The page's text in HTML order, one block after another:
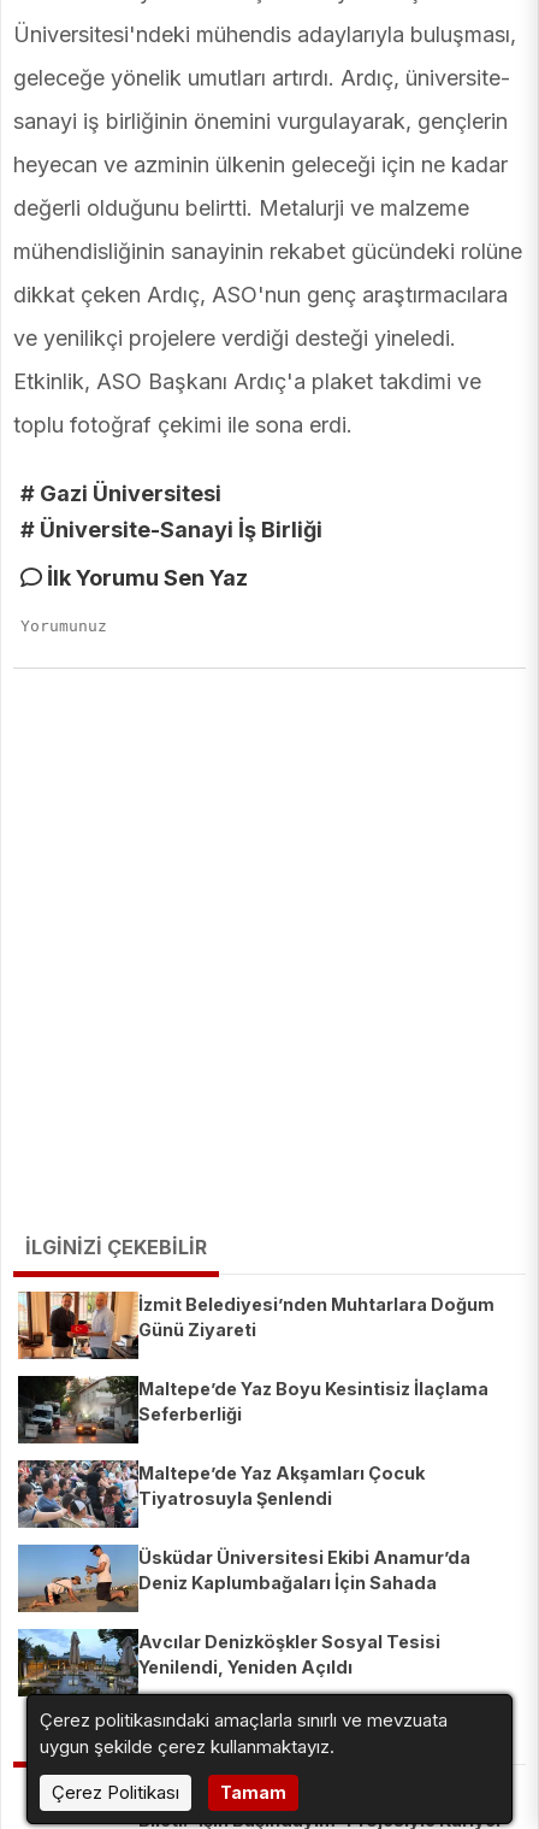
Üniversitesi'ndeki mühendis adaylarıyla buluşması,
geleceğe yönelik umutları artırdı. Ardıç, üniversite-
sanayi iş birliğinin önemini vurgulayarak, gençlerin
heyecan ve azminin ülkenin geleceği için ne kadar
değerli olduğunu belirtti. Metalurji ve malzeme
mühendisliğinin sanayinin rekabet gücündeki rolüne
dikkat çeken Ardıç, ASO'nun genç araştırmacılara
ve yenilikçi projelere verdiği desteği yineledi.
Etkinlik, ASO Başkanı Ardıç'a plaket takdimi ve
toplu fotoğraf çekimi ile sona erdi.
# Gazi Üniversitesi
# Üniversite-Sanayi İş Birliği
İlk Yorumu Sen Yaz
İLGİNİZİ ÇEKEBİLİR
İzmit Belediyesi’nden Muhtarlara Doğum
Günü Ziyareti
Maltepe’de Yaz Boyu Kesintisiz İlaçlama
Seferberliği
Maltepe’de Yaz Akşamları Çocuk
Tiyatrosuyla Şenlendi
Üsküdar Üniversitesi Ekibi Anamur’da
Deniz Kaplumbağaları İçin Sahada
Avcılar Denizköşkler Sosyal Tesisi
Yenilendi, Yeniden Açıldı
BENZER HABERLER
Borçelik'ten Gençlere İş Dünyasına Giriş
Bileti: 'İşin Başındayım' Projesiyle Kariyer
Çerez politikasındaki amaçlarla sınırlı ve mevzuata
uygun şekilde çerez kullanmaktayız.
Çerez Politikası
Tamam